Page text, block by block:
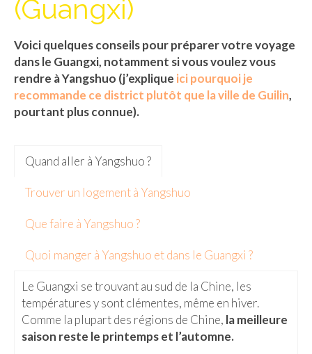
Isla del Sol
Lac Titicaca
Salar d’Uyuni
Paraguay
Pérou
Lac Titicaca
Machu Picchu
Chine
Beijing
(Guangxi)
Voici quelques conseils pour préparer votre voyage
dans le Guangxi, notamment si vous voulez vous
rendre à Yangshuo (j’explique ici pourquoi je
recommande ce district plutôt que la ville de Guilin,
pourtant plus connue).
Quand aller à Yangshuo ?
Trouver un logement à Yangshuo
Que faire à Yangshuo ?
Quoi manger à Yangshuo et dans le Guangxi ?
Le Guangxi se trouvant au sud de la Chine, les
températures y sont clémentes, même en hiver.
Comme la plupart des régions de Chine, la meilleure
saison reste le printemps et l’automne.